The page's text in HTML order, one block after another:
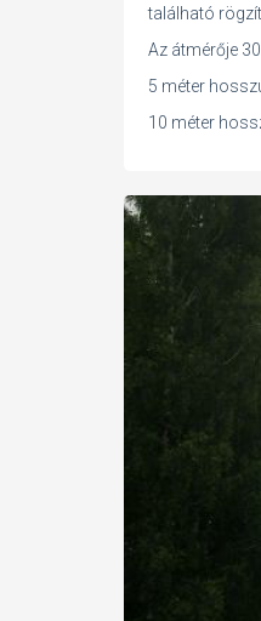
található
Az átmérője
5 méter
10 méter